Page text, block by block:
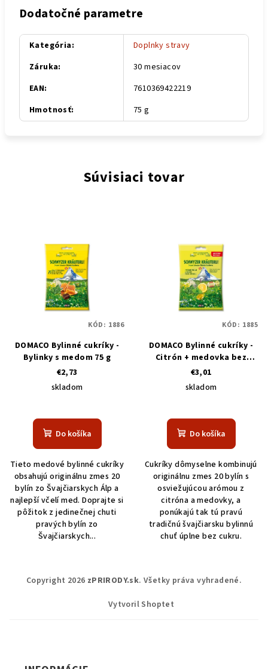
Dodatočné parametre
Kategória:
Doplnky stravy
Záruka:
30 mesiacov
EAN:
7610369422219
Hmotnosť: 75 g
Súvisiaci tovar
DOMACO Bylinné cukríky -
Bylinky s medom 75 g
€2,73
skladom
Do košíka
Tieto medové bylinné cukríky
obsahujú originálnu zmes 20
bylín zo Švajčiarskych Álp a
najlepší včelí med. Doprajte si
pôžitok z jedinečnej chuti
pravých bylín zo
Švajčiarskych...
KÓD: 1886
DOMACO Bylinné cukríky -
Citrón + medovka bez
cukru 75 g
€3,01
skladom
Do košíka
Cukríky dômyselne kombinujú
originálnu zmes 20 bylín s
osviežujúcou arómou z
citróna a medovky, a
ponúkajú tak tú pravú
tradičnú švajčiarsku bylinnú
chuť úplne bez cukru.
KÓD: 1885
Copyright 2026 zPRIRODY.sk. Všetky práva vyhradené.
Vytvoril Shoptet